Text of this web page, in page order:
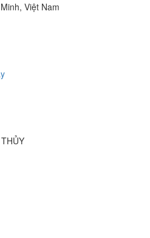
, Việt Nam